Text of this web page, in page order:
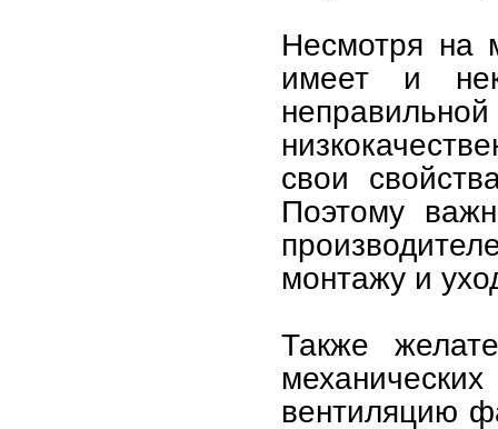
Несмотря на
имеет и
свои
Поэтому
монтажу и
Также
вентиляцию